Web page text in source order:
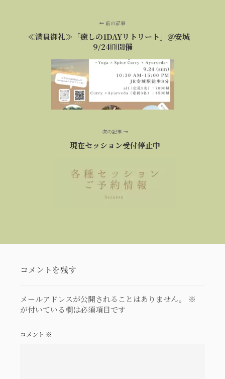
前の記事
≪満員御礼≫「癒しの1DAYリトリート」＠安城
9/24㈰開催
次の記事
現在セッション受付停止中
コメントを残す
メールアドレスが公開されることはありません。
※
が付いている欄は必須項目です
コメント ※